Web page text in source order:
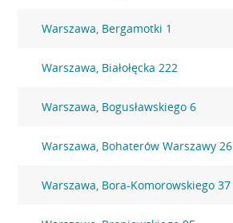
Warszawa, Bergamotki 1
Warszawa, Białołęcka 222
Warszawa, Bogusławskiego 6
Warszawa, Bohaterów Warszawy 26
Warszawa, Bora-Komorowskiego 37